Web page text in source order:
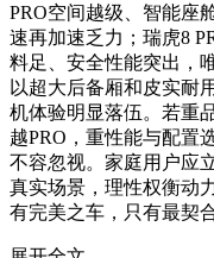
PRO空间越级、智能座
速再加速乏力；瑞虎8
料足、安全性能突出，
以超大后备厢和皮实耐
机体验明显落伍。若重
越PRO，重性能与配置
不容忽视。家庭用户应
真实场景，理性权衡动
有完美之车，只有最契